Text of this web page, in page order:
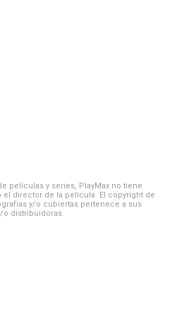
películas y series, PlayMax no tiene
director de la película. El copyright de
y/o cubiertas pertenece a sus
o distribuidoras.